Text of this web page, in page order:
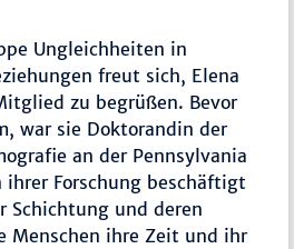
Ungleichheiten in
freut sich, Elena
zu begrüßen. Bevor
war sie Doktorandin der
an der Pennsylvania
Forschung beschäftigt
Schichtung und deren
Menschen ihre Zeit und ihr